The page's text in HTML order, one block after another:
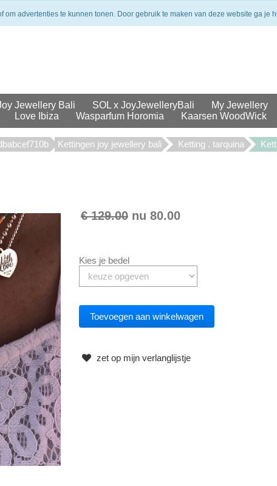
merken Veilig betalen Uit voorraad geleverd
Jewellery Bali SOL x JoyJewelleryBali My Jewellery
Love Ibiza Wasparfum Horomia Kaarsen WoodWick
Kettingen joy jewellery bali Ketting . tarquina
€ 129.00 nu 80.00
Kies je bedel
zet op mijn verlanglijstje
advertenties te kunnen tonen. Door gebruik te maken van deze website ga je